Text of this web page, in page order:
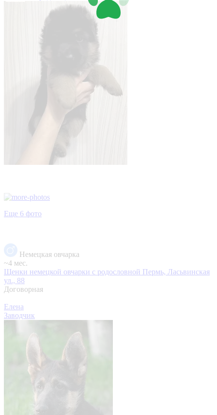
Еще 6 фото
Немецкая овчарка
~4 мес.
Щенки немецкой овчарки с родословной Пермь, Ласьвинская
ул., 88
Договорная
Елена
Заводчик